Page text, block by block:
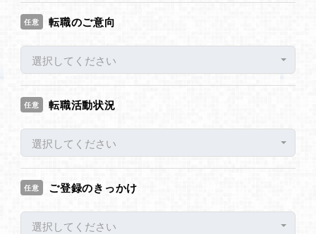
任意 転職のご意向
選択してください
任意 転職活動状況
選択してください
任意 ご登録のきっかけ
選択してください